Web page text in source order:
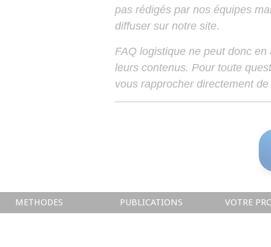
pas rédigés par nos équipes
diffuser sur notre site.
FAQ logistique ne peut donc
leurs contenus. Pour toute
vous rapprocher directement
METHODES PUBLICATIONS VOTRE